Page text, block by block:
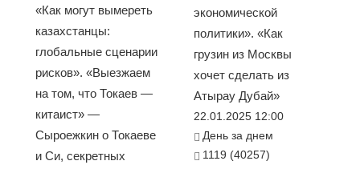
«Как могут вымереть
казахстанцы:
глобальные сценарии
рисков». «Выезжаем
на том, что Токаев —
китаист» —
Сыроежкин о Токаеве
и Си, секретных
экономической
политики». «Как
грузин из Москвы
хочет сделать из
Атырау Дубай»
22.01.2025 12:00
День за днем
1119 (40257)